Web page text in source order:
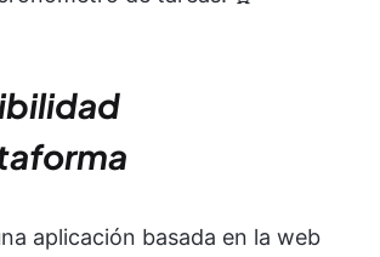
aplicación basada en la web